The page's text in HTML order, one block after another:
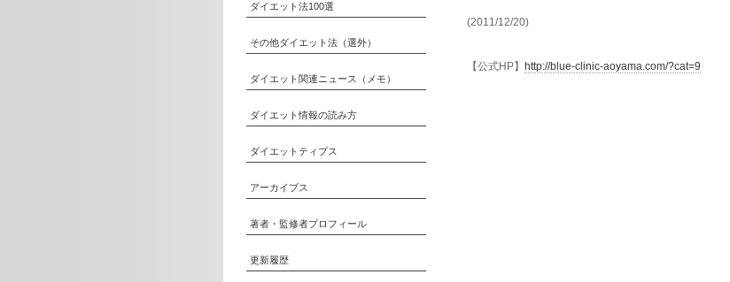
(2011/12/20)
【公式HP】 http://blue-clinic-aoyama.com/?cat=9
ダイエット法100選
その他ダイエット法（選外）
ダイエット関連ニュース（メモ）
ダイエット情報の読み方
ダイエットティプス
アーカイブス
著者・監修者プロフィール
更新履歴